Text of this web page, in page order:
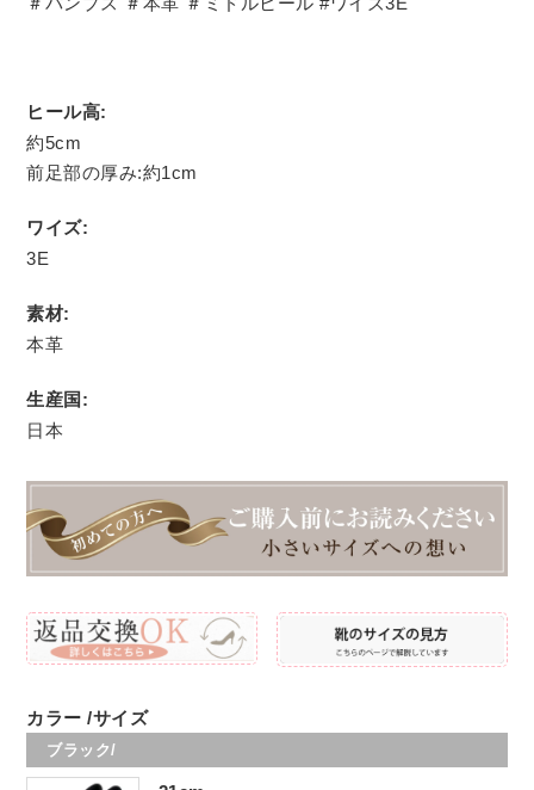
ヒール高:
約5cm
前足部の厚み:約1cm
ワイズ:
3E
素材:
本革
生産国:
日本
カラー サイズ
ブラック/